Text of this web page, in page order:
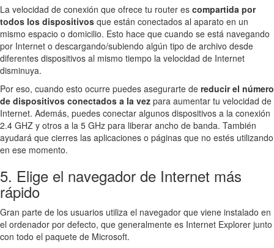
La velocidad de conexión que ofrece tu router es compartida por
todos los dispositivos que están conectados al aparato en un
mismo espacio o domicilio. Esto hace que cuando se está navegando
por Internet o descargando/subiendo algún tipo de archivo desde
diferentes dispositivos al mismo tiempo la velocidad de Internet
disminuya.
Por eso, cuando esto ocurre puedes asegurarte de reducir el número
de dispositivos conectados a la vez para aumentar tu velocidad de
Internet. Además, puedes conectar algunos dispositivos a la conexión
2.4 GHZ y otros a la 5 GHz para liberar ancho de banda. También
ayudará que cierres las aplicaciones o páginas que no estés utilizando
en ese momento.
5. Elige el navegador de Internet más
rápido
Gran parte de los usuarios utiliza el navegador que viene instalado en
el ordenador por defecto, que generalmente es Internet Explorer junto
con todo el paquete de Microsoft.